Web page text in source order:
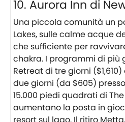
10. Aurora Inn di
Una piccola comunità un
Lakes, sulle calme acque
che sufficiente per
chakra. I programmi di più
Retreat di tre giorni
due giorni (da $605)
15.000 piedi quadrati di
aumentano la posta in